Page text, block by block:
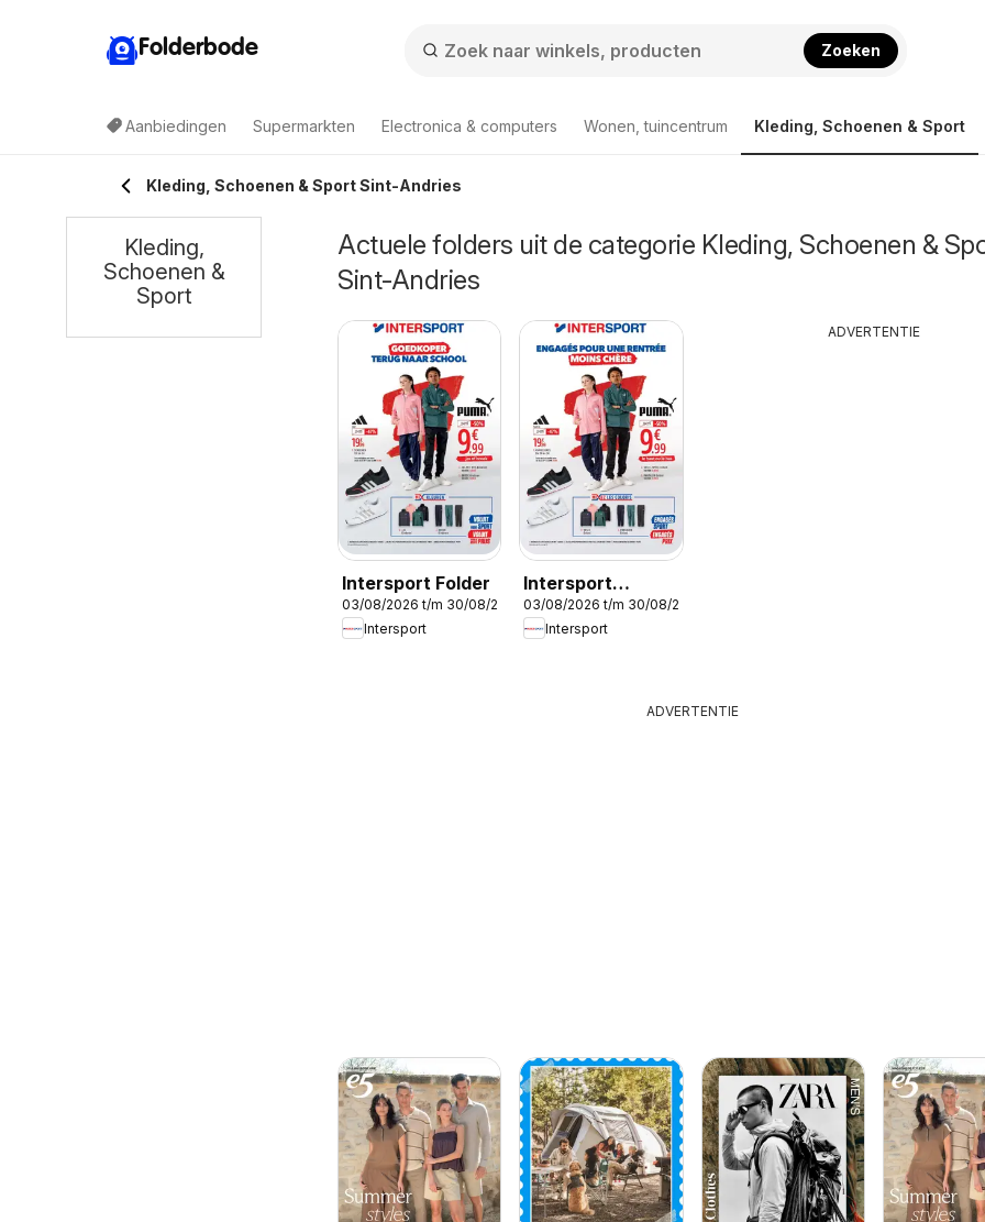
Folderbode Zoeken
Aanbiedingen Supermarkten Electronica & computers Wonen, tuincentrum Kleding, Schoenen & Sport
Kleding, Schoenen & Sport Sint-Andries
Actuele folders uit de categorie Kleding, Schoenen &
Sint-Andries
Intersport Folder
03/08/2026 t/m 30/08/2026
Intersport
Intersport
Publicité
03/08/2026 t/m 30/08/2026
Intersport
ADVERTENTIE
ADVERTENTIE
Kleding,
Schoenen &
Sport